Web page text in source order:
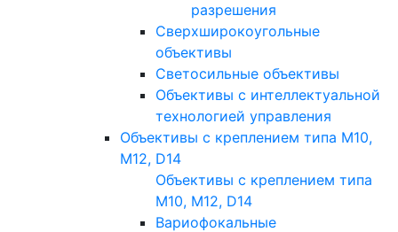
разрешения
Сверхширокоугольные
объективы
Светосильные объективы
Объективы с интеллектуальной
технологией управления
Объективы с креплением типа M10,
M12, D14
Объективы с креплением типа
M10, M12, D14
Вариофокальные